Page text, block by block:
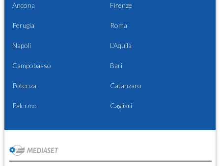
Ancona Firenze
Perugia Roma
Napoli L'Aquila
Campobasso Bari
Potenza Catanzaro
Palermo Cagliari